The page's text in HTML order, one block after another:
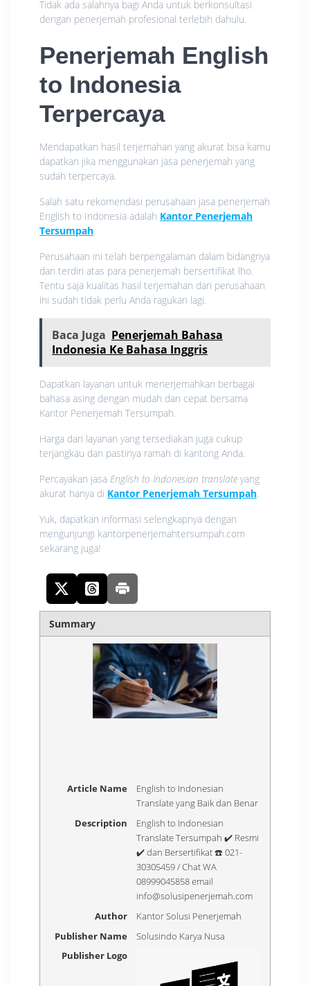
Tidak ada salahnya bagi Anda untuk berkonsultasi
dengan penerjemah profesional terlebih dahulu.
Penerjemah English
to Indonesia
Terpercaya
Mendapatkan hasil terjemahan yang akurat bisa kamu
dapatkan jika menggunakan jasa penerjemah yang
sudah terpercaya.
Salah satu rekomendasi perusahaan jasa penerjemah
English to Indonesia adalah Kantor Penerjemah
Tersumpah.
Perusahaan ini telah berpengalaman dalam bidangnya
dan terdiri atas para penerjemah bersertifikat lho.
Tentu saja kualitas hasil terjemahan dari perusahaan
ini sudah tidak perlu Anda ragukan lagi.
Baca Juga Penerjemah Bahasa
Indonesia Ke Bahasa Inggris
Dapatkan layanan untuk menerjemahkan berbagai
bahasa asing dengan mudah dan cepat bersama
Kantor Penerjemah Tersumpah.
Harga dari layanan yang tersediakan juga cukup
terjangkau dan pastinya ramah di kantong Anda.
Percayakan jasa English to Indonesian translate yang
akurat hanya di Kantor Penerjemah Tersumpah.
Yuk, dapatkan informasi selengkapnya dengan
mengunjungi kantorpenerjemahtersumpah.com
sekarang juga!
Summary
Article Name
English to Indonesian
Translate yang Baik dan Benar
Description
English to Indonesian
Translate Tersumpah ✔️ Resmi
✔️ dan Bersertifikat ☎️ 021-
30305459 / Chat WA
08999045858 email
info@solusipenerjemah.com
Author
Kantor Solusi Penerjemah
Publisher Name
Solusindo Karya Nusa
Publisher Logo